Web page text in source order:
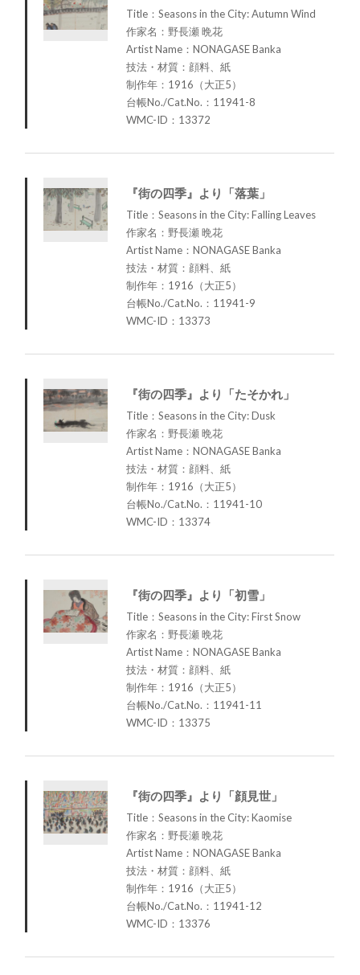
Title：Seasons in the City: Autumn Wind
作家名：野長瀬 晩花
Artist Name：NONAGASE Banka
技法・材質：顔料、紙
制作年：1916（大正5）
台帳No./Cat.No.：11941-8
WMC-ID：13372
『街の四季』より「落葉」
Title：Seasons in the City: Falling Leaves
作家名：野長瀬 晩花
Artist Name：NONAGASE Banka
技法・材質：顔料、紙
制作年：1916（大正5）
台帳No./Cat.No.：11941-9
WMC-ID：13373
『街の四季』より「たそかれ」
Title：Seasons in the City: Dusk
作家名：野長瀬 晩花
Artist Name：NONAGASE Banka
技法・材質：顔料、紙
制作年：1916（大正5）
台帳No./Cat.No.：11941-10
WMC-ID：13374
『街の四季』より「初雪」
Title：Seasons in the City: First Snow
作家名：野長瀬 晩花
Artist Name：NONAGASE Banka
技法・材質：顔料、紙
制作年：1916（大正5）
台帳No./Cat.No.：11941-11
WMC-ID：13375
『街の四季』より「顔見世」
Title：Seasons in the City: Kaomise
作家名：野長瀬 晩花
Artist Name：NONAGASE Banka
技法・材質：顔料、紙
制作年：1916（大正5）
台帳No./Cat.No.：11941-12
WMC-ID：13376